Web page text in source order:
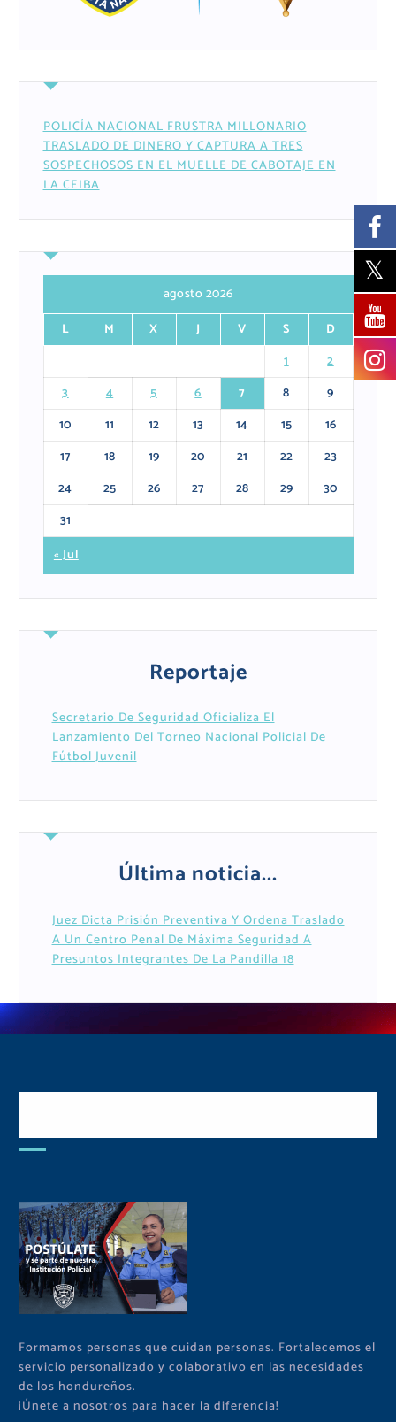
POLICÍA NACIONAL FRUSTRA MILLONARIO
TRASLADO DE DINERO Y CAPTURA A TRES
SOSPECHOSOS EN EL MUELLE DE CABOTAJE EN
LA CEIBA
agosto 2026
L
M X J V S
D
1
2
3
4 5 6 7 8
9
10
11 12 13 14 15
16
17
18 19 20 21 22
23
24
25 26 27 28 29
30
31
« Jul
Reportaje
Secretario De Seguridad Oficializa El
Lanzamiento Del Torneo Nacional Policial De
Fútbol Juvenil
Última noticia...
Juez Dicta Prisión Preventiva Y Ordena Traslado
A Un Centro Penal De Máxima Seguridad A
Presuntos Integrantes De La Pandilla 18
Formamos personas que cuidan personas. Fortalecemos el
servicio personalizado y colaborativo en las necesidades
de los hondureños.
¡Únete a nosotros para hacer la diferencia!